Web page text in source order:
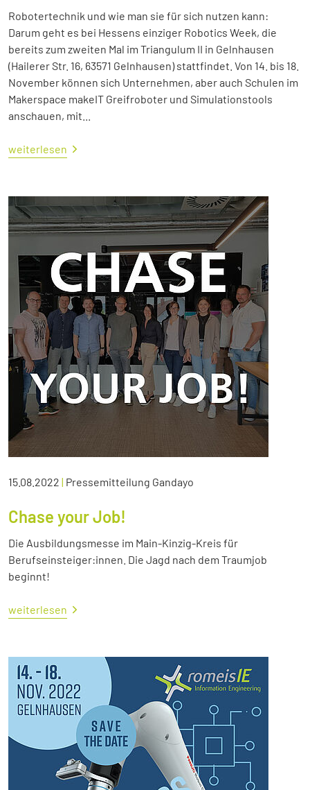
Robotertechnik und wie man sie für sich nutzen kann:
Darum geht es bei Hessens einziger Robotics Week, die
bereits zum zweiten Mal im Triangulum II in Gelnhausen
(Hailerer Str. 16, 63571 Gelnhausen) stattfindet. Von 14. bis 18.
November können sich Unternehmen, aber auch Schulen im
Makerspace makeIT Greifroboter und Simulationstools
anschauen, mit...
weiterlesen
15.08.2022 | Pressemitteilung Gandayo
Chase your Job!
Die Ausbildungsmesse im Main-Kinzig-Kreis für
Berufseinsteiger:innen. Die Jagd nach dem Traumjob
beginnt!
weiterlesen